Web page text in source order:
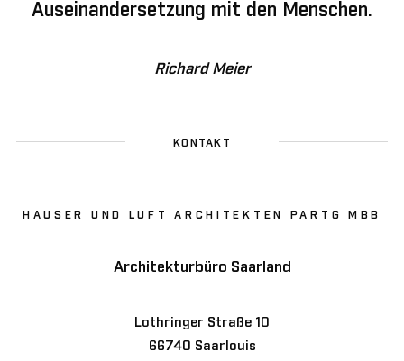
Auseinandersetzung mit den Menschen.
Richard Meier
KONTAKT
HAUSER UND LUFT ARCHITEKTEN PARTG MBB
Architekturbüro Saarland
Lothringer Straße 10
66740 Saarlouis